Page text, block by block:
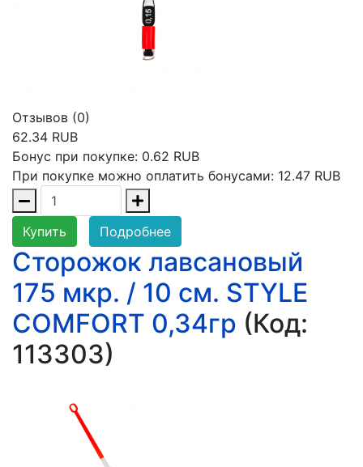
Отзывов (0)
62.34 RUB
Бонус при покупке: 0.62 RUB
При покупке можно оплатить бонусами: 12.47 RUB
Купить Подробнее
Сторожок лавсановый
175 мкр. / 10 см. STYLE
COMFORT 0,34гр (Код:
113303)